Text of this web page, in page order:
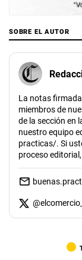
SOBRE EL AUTOR
La notas
miembros de
de la sección en
nuestro equipo
practicas/. Si
proceso
@